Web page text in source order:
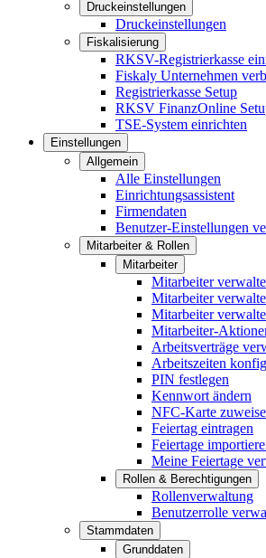
Druckeinstellungen
Druckeinstellungen
Fiskalisierung
RKSV-Registrierkasse
Fiskaly Unternehmen
Registrierkasse Setup
RKSV FinanzOnline
TSE-System einrichten
Einstellungen
Allgemein
Alle Einstellungen
Einrichtungsassistent
Firmendaten
Benutzer-Einstellungen
Mitarbeiter & Rollen
Mitarbeiter
Mitarbeiter
Mitarbeiter
Mitarbeiter
Mitarbeiter-
Arbeitsverträge
Arbeitszeiten
PIN festlegen
Kennwort ändern
NFC-Karte
Feiertag eintragen
Feiertage
Meine Feiertage
Rollen & Berechtigungen
Rollenverwaltung
Benutzerrolle
Stammdaten
Grunddaten